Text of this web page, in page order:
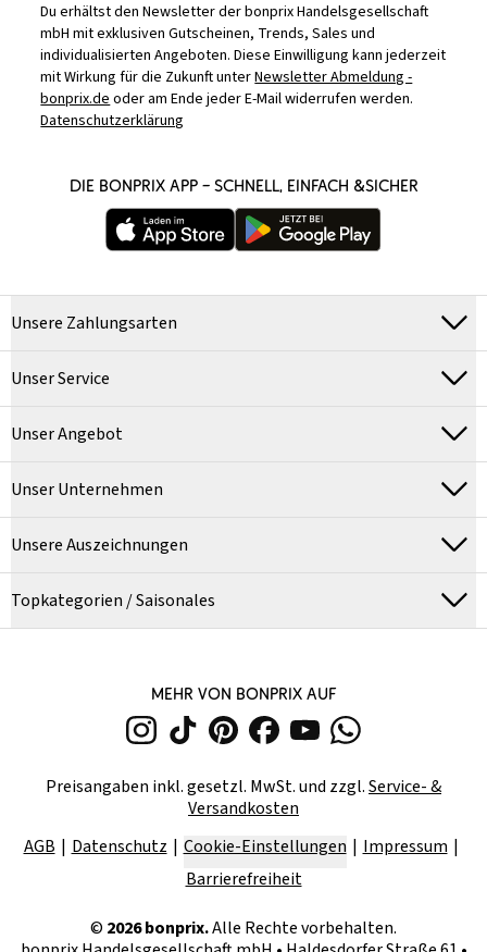
Du erhältst den Newsletter der bonprix Handelsgesellschaft
mbH mit exklusiven Gutscheinen, Trends, Sales und
individualisierten Angeboten. Diese Einwilligung kann jederzeit
mit Wirkung für die Zukunft unterNewsletter Abmeldung -
bonprix.deoder am Ende jeder E-Mail widerrufen werden.
Datenschutzerklärung
DIE BONPRIX APP – SCHNELL, EINFACH &SICHER
Unsere Zahlungsarten
Unser Service
Unser Angebot
Unser Unternehmen
Unsere Auszeichnungen
Topkategorien / Saisonales
MEHR VON BONPRIX AUF
Preisangaben inkl. gesetzl. MwSt. und zzgl.Service- &
Versandkosten
AGB
Datenschutz Cookie-Einstellungen
Impressum
Barrierefreiheit
© 2026bonprix.Alle Rechte vorbehalten.